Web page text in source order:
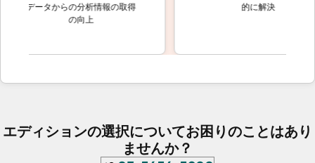
データからの分析情報の取得
の向上
的に解決
エディションの選択についてお困りのことはあり
ませんか？